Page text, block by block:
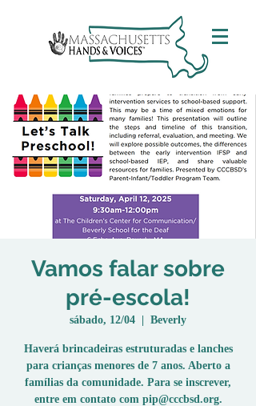
Vamos falar sobre
pré-escola!
sábado, 12/04 Beverly
Haverá brincadeiras estruturadas e lanches
para crianças menores de 7 anos. Aberto a
famílias da comunidade. Para se inscrever,
entre em contato com pip@cccbsd.org.